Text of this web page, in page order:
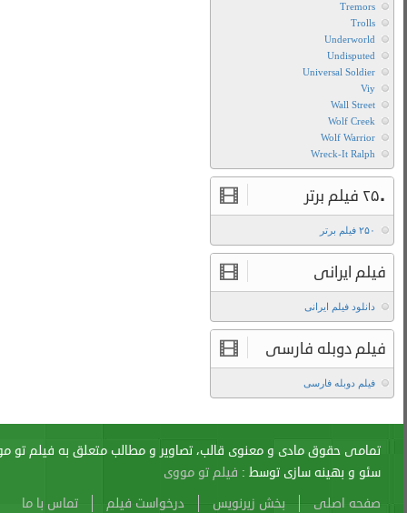
از آن پیگرد قانونی دارد.
sitemap Atom Cache Search Alexa